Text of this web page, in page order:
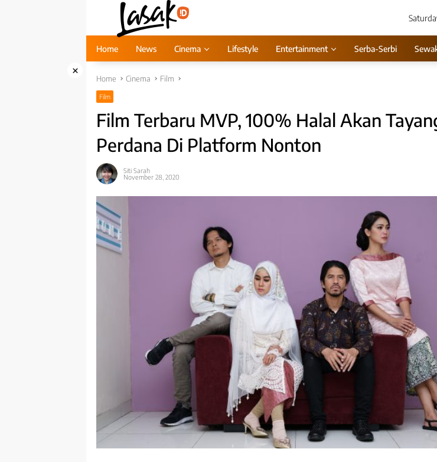
Home News Cinema Lifestyle Entertainment Serba-Serbi
× Home Cinema Film
Film
Film Terbaru MVP, 100% Halal Akan
Perdana Di Platform Nonton
Siti Sarah
November 28, 2020